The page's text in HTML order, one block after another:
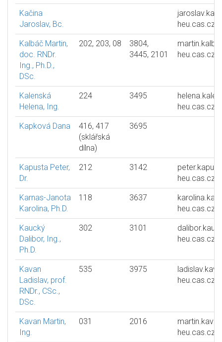
Kačina
Jaroslav, Bc.
heu.cas.cz
Kalbáč Martin,
doc. RNDr.
Ing., Ph.D.,
DSc.
202, 203, 08
3804,
3445, 2101
heu.cas.cz
Kalenská
Helena, Ing.
224 3495
heu.cas.cz
Kapková Dana
416, 417
(sklářská
dílna)
3695
Kapusta Peter,
Dr.
212 3142
heu.cas.cz
Karnas-Janota
Karolina, Ph.D.
118 3637
heu.cas.cz
Kaucký
Dalibor, Ing.,
Ph.D.
302 3101
heu.cas.cz
Kavan
Ladislav, prof.
RNDr., CSc.,
DSc.
535 3975
heu.cas.cz
Kavan Martin,
Ing.
031 2016
martin.kavan
heu.cas.cz